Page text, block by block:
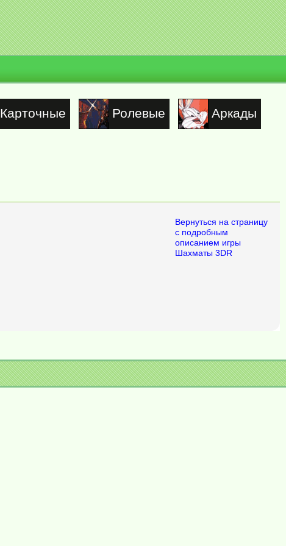
Карточные Ролевые Аркады
Вернуться на страницу
с подробным
описанием игры
Шахматы 3DR